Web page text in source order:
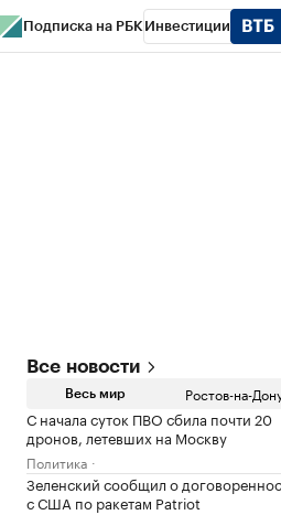
Подписка на РБК Инвестиции
Все новости
Весь мир Ростов-на-
С начала суток ПВО сбила почти 20
дронов, летевших на Москву
Политика
Зеленский сообщил о
с США по ракетам Patriot